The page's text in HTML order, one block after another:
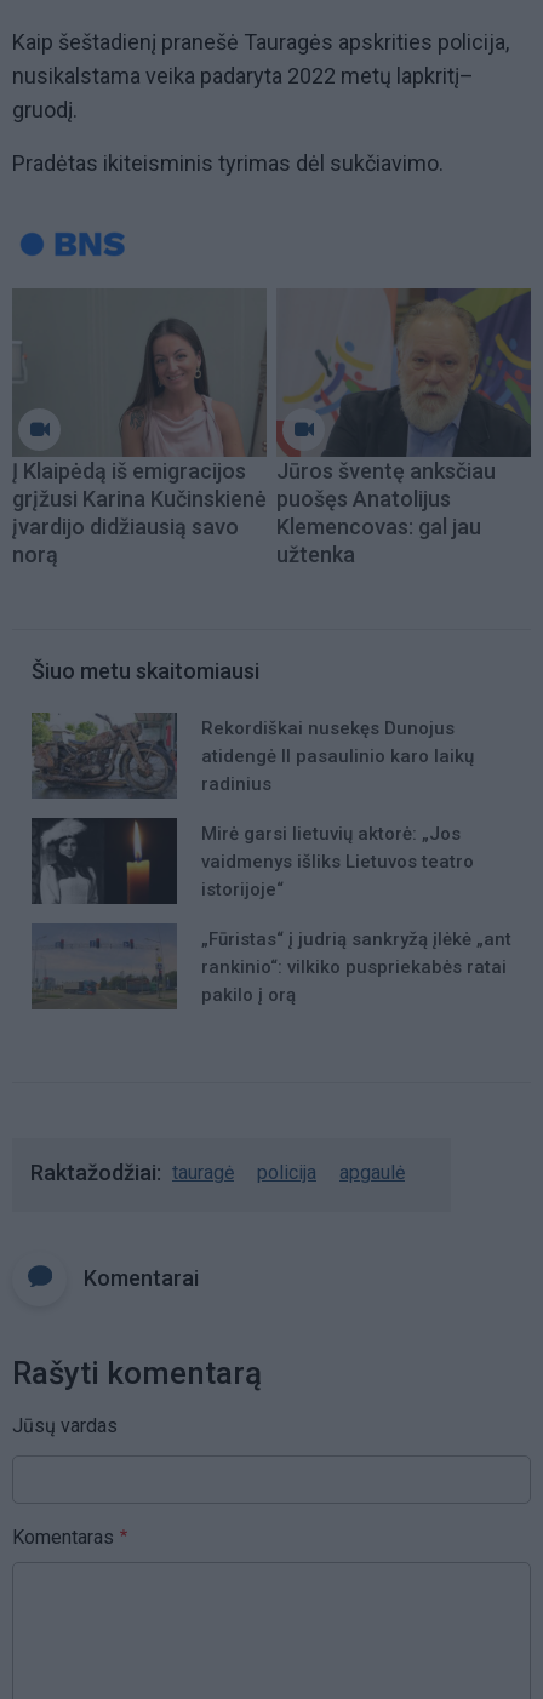
Kaip šeštadienį pranešė Tauragės apskrities policija,
nusikalstama veika padaryta 2022 metų lapkritį–
gruodį.
Pradėtas ikiteisminis tyrimas dėl sukčiavimo.
Į Klaipėdą iš emigracijos
grįžusi Karina Kučinskienė
įvardijo didžiausią savo
norą
Jūros šventę anksčiau
puošęs Anatolijus
Klemencovas: gal jau
užtenka
Šiuo metu skaitomiausi
Rekordiškai nusekęs Dunojus
atidengė II pasaulinio karo laikų
radinius
Mirė garsi lietuvių aktorė: „Jos
vaidmenys išliks Lietuvos teatro
istorijoje“
„Fūristas“ į judrią sankryžą įlėkė „ant
rankinio“: vilkiko puspriekabės ratai
pakilo į orą
Raktažodžiai tauragė policija apgaulė
Komentarai
Rašyti komentarą
Jūsų vardas
Komentaras